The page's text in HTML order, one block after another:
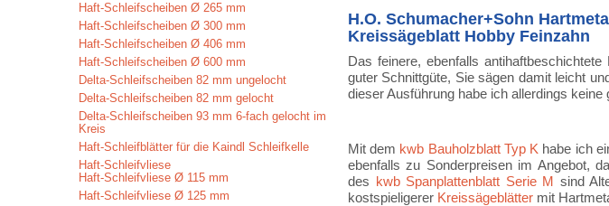
Haft-Schleifscheiben Ø 265 mm
Haft-Schleifscheiben Ø 300 mm
Haft-Schleifscheiben Ø 406 mm
Haft-Schleifscheiben Ø 600 mm
Delta-Schleifscheiben 82 mm ungelocht
Delta-Schleifscheiben 82 mm gelocht
Delta-Schleifscheiben 93 mm 6-fach gelocht im
Kreis
Haft-Schleifblätter für die Kaindl Schleifkelle
Haft-Schleifvliese
Haft-Schleifvliese Ø 115 mm
Haft-Schleifvliese Ø 125 mm
H.O. Schumacher+Sohn
Kreissägeblatt Hobby Feinzahn
Das feinere, ebenfalls
guter Schnittgüte, Sie sägen damit leicht
dieser Ausführung habe ich allerdings keine
Mit dem kwb Bauholzblatt Typ K habe ich
ebenfalls zu Sonderpreisen im Angebot,
des kwb Spanplattenblatt Serie M sind
kostspieligerer Kreissägeblätter mit